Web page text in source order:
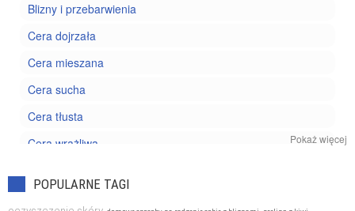
Blizny i przebarwienia
Cera dojrzała
Cera mieszana
Cera sucha
Cera tłusta
Cera wrażliwa
Pokaż więcej
POPULARNE TAGI